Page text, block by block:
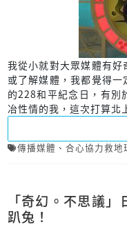
我從小就對大眾媒體有
或了解媒體，我都覺得
的228和平紀念日，有別
冶性情的我，這次打算北
傳播媒體 、 合心協力救地
「奇幻。不思議
趴兔！